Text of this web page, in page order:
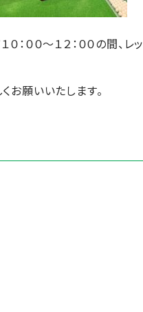
０：００～１２：００の間
お願いいたします。